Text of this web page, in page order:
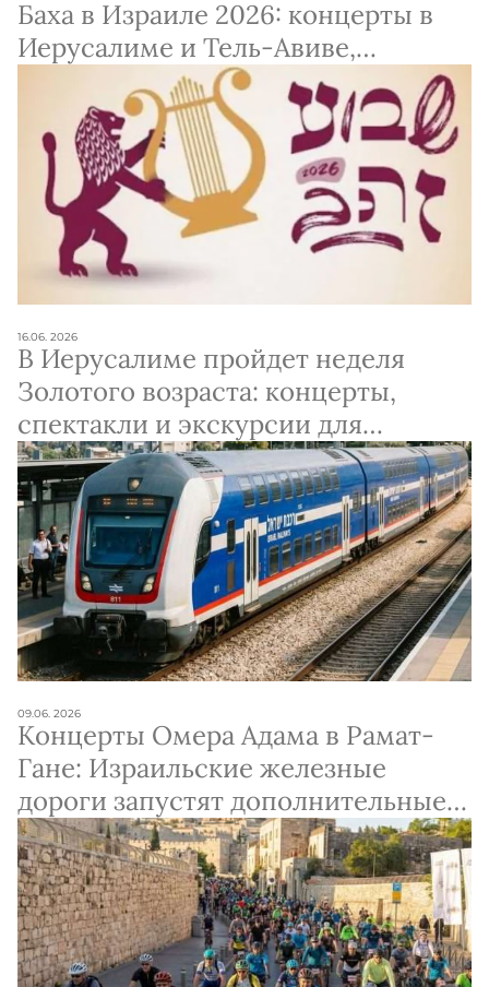
Баха в Израиле 2026: концерты в
Иерусалиме и Тель-Авиве,
дирижер Филипп Пьерло
16.06. 2026
В Иерусалиме пройдет неделя
Золотого возраста: концерты,
спектакли и экскурсии для
старшего поколения
09.06. 2026
Концерты Омера Адама в Рамат-
Гане: Израильские железные
дороги запустят дополнительные
поезда